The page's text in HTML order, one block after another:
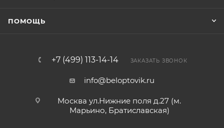
ПОМОЩЬ
+7 (499) 113-14-14 ЗАКАЗАТЬ ЗВОНОК
info@beloptovik.ru
Москва ул.Нижние поля д.27 (м.
Марьино, Братиславская)